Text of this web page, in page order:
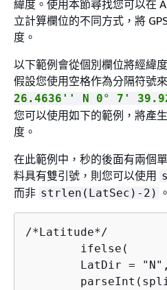
緯度。使用本節尋找您可以在
立計算欄位的不同方式，將
度。
以下範例會從個別欄位將經緯
假設您使用空格作為分隔符號
26.4636'' N 0° 7'
您可以使用如下的範例，將產
度。
在此範例中，秒的後面有兩個
料具有雙引號，則您可以使用
而非 strlen(LatSec)-2) 。
/*Latitude*/
        ifelse(
        LatDir = "N",